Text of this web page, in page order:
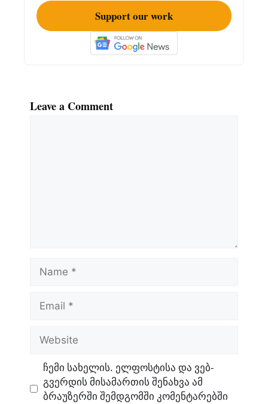
Support our work
Leave a Comment
Name
Email
Website
ჩემი სახელის. ელფოსტისა და ვებ-
გვერდის მისამართის შენახვა ამ
ბრაუზერში შემდგომში კომენტარებში